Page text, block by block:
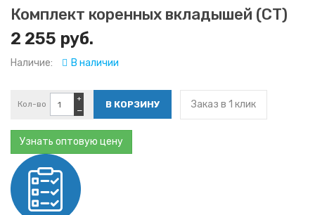
Комплект коренных вкладышей (СТ)
2 255 руб.
Наличие: В наличии
Кол-во
−
+ Заказ в 1 клик
Узнать оптовую цену